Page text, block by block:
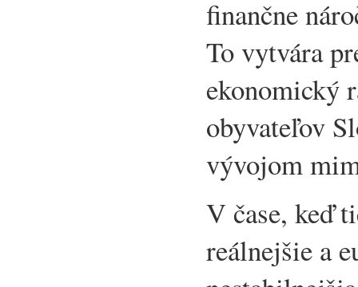
finančne
To vytvára
ekonomický
obyvateľov
vývojom
V čase, keď
reálnejšie a